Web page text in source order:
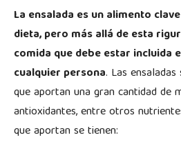
La ensalada es un alimento
dieta, pero más allá de esta
comida que debe estar incluida
cualquier persona. Las
que aportan una gran cantidad de
antioxidantes, entre otros
que aportan se tienen: